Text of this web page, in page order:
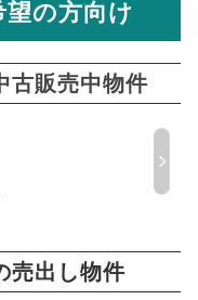
万円
や希望売却価
おすすめ◎
の方向け
古販売中物件
売出し物件